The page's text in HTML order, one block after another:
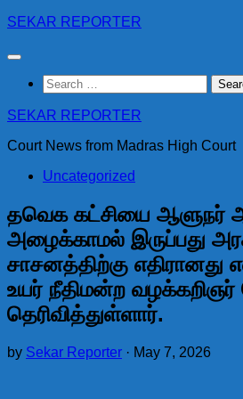
Skip
content
SEKAR REPORTER
Search
for:
SEKAR REPORTER
Court News from Madras High Court
Uncategorized
தவெக கட்சியை ஆளுநர்
அழைக்காமல் இருப்பது
சாசனத்திற்கு
உயர் நீதிமன்ற வழக்கறிஞர்
தெரிவித்துள்ளார்.
by Sekar Reporter · May 7, 2026